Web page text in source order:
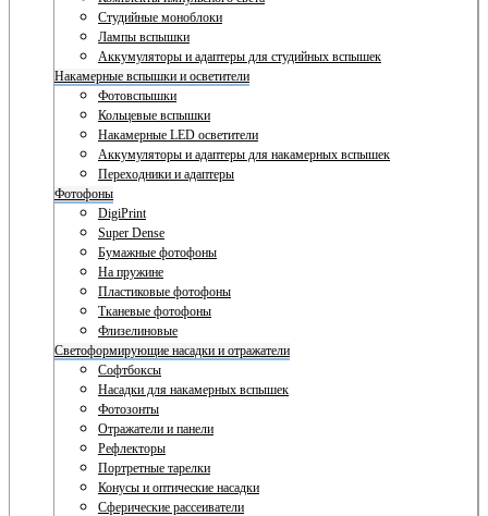
Студийные моноблоки
Лампы вспышки
Аккумуляторы и адаптеры для студийных вспышек
Накамерные вспышки и осветители
Фотовспышки
Кольцевые вспышки
Накамерные LED осветители
Аккумуляторы и адаптеры для накамерных вспышек
Переходники и адаптеры
Фотофоны
DigiPrint
Super Dense
Бумажные фотофоны
На пружине
Пластиковые фотофоны
Тканевые фотофоны
Флизелиновые
Светоформирующие насадки и отражатели
Софтбоксы
Насадки для накамерных вспышек
Фотозонты
Отражатели и панели
Рефлекторы
Портретные тарелки
Конусы и оптические насадки
Сферические рассеиватели